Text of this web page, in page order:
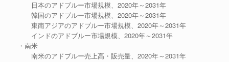
日本のアドブルー市場規模、2020年～2031年
韓国のアドブルー市場規模、2020年～2031年
東南アジアのアドブルー市場規模、2020年～2031年
インドのアドブルー市場規模、2020年～2031年
・南米
南米のアドブルー売上高・販売量、2020年～2031年